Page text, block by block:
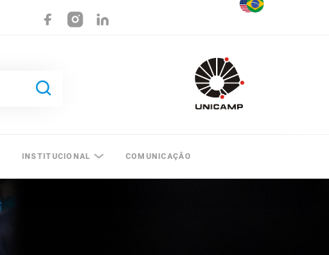
INSTITUCIONAL COMUNICAÇÃO